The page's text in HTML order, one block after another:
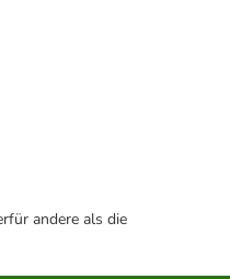
andere als die